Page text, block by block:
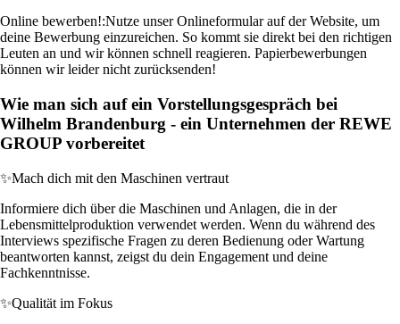
Online bewerben!:Nutze unser Onlineformular auf der Website, um
deine Bewerbung einzureichen. So kommt sie direkt bei den richtigen
Leuten an und wir können schnell reagieren. Papierbewerbungen
können wir leider nicht zurücksenden!
Wie man sich auf ein Vorstellungsgespräch bei
Wilhelm Brandenburg - ein Unternehmen der REWE
GROUP vorbereitet
✨Mach dich mit den Maschinen vertraut
Informiere dich über die Maschinen und Anlagen, die in der
Lebensmittelproduktion verwendet werden. Wenn du während des
Interviews spezifische Fragen zu deren Bedienung oder Wartung
beantworten kannst, zeigst du dein Engagement und deine
Fachkenntnisse.
✨Qualität im Fokus